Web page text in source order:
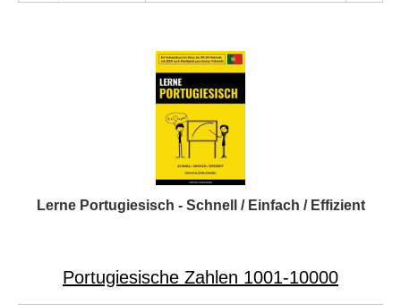
Lerne Portugiesisch - Schnell / Einfach / Effizient
Portugiesische Zahlen 1001-10000